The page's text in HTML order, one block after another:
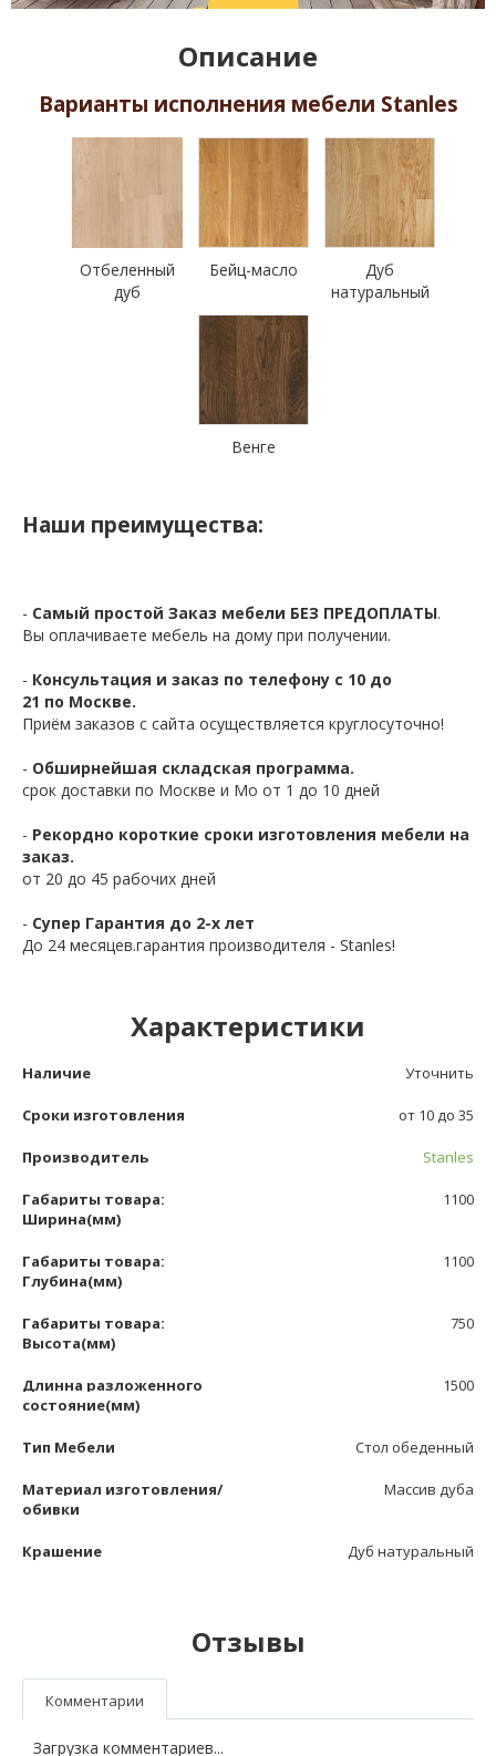
Описание
Варианты исполнения мебели Stanles
Отбеленный
дуб
Бейц-масло
Дуб
натуральный
Венге
Наши преимущества:
- Самый простой Заказ мебели БЕЗ ПРЕДОПЛАТЫ.
Вы оплачиваете мебель на дому при получении.
- Консультация и заказ по телефону с 10 до
21 по Москве.
Приём заказов с сайта осуществляется круглосуточно!
- Обширнейшая складская программа.
срок доставки по Москве и Мо от 1 до 10 дней
- Рекордно короткие сроки изготовления мебели на
заказ.
от 20 до 45 рабочих дней
- Супер Гарантия до 2-х лет
До 24 месяцев.гарантия производителя - Stanles!
Характеристики
Наличие Уточнить
Сроки изготовления от 10 до 35
Производитель Stanles
Габариты товара:
Ширина(мм)
1100
Габариты товара:
Глубина(мм)
1100
Габариты товара:
Высота(мм)
750
Длинна разложенного
состояние(мм)
1500
Тип Мебели Стол обеденный
Материал изготовления/
обивки
Массив дуба
Крашение Дуб натуральный
Отзывы
Комментарии
Загрузка комментариев...